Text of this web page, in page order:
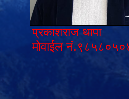
प्रकाशराज थापा
मोवाईल